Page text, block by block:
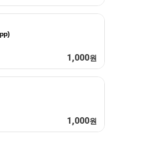
1,000원
1,000원